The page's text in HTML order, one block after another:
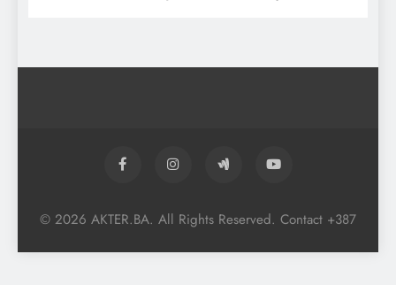
© 2026 AKTER.BA. All Rights Reserved. Contact +387